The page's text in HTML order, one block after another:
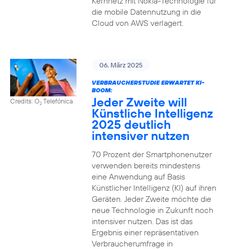
die mobile Datennutzung in die
Cloud von AWS verlagert.
Credits: O2Telefónica
06. März 2025
VERBRAUCHERSTUDIE ERWARTET KI-
BOOM:
Jeder Zweite will
Künstliche Intelligenz
2025 deutlich
intensiver nutzen
70 Prozent der Smartphonenutzer
verwenden bereits mindestens
eine Anwendung auf Basis
Künstlicher Intelligenz (KI) auf ihren
Geräten. Jeder Zweite möchte die
neue Technologie in Zukunft noch
intensiver nutzen. Das ist das
Ergebnis einer repräsentativen
Verbraucherumfrage in